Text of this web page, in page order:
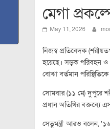
মেগা
May 11, 2026
নিজস্ব প্রতিবেদক
হয়েছে। সড়ক পরিবহন ও
বোঝা বর্তমান
সোমবার (১১ মে) দুপুরে
প্রধান অতিথির বক্তব্যে
সেতুমন্ত্রী আরও বলেন,